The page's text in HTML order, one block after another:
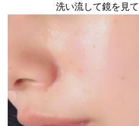
洗い流して鏡を見